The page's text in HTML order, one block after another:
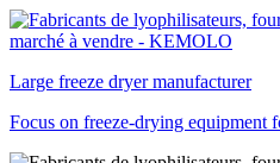
Large freeze dryer manufacturer
Focus on freeze-drying equipment